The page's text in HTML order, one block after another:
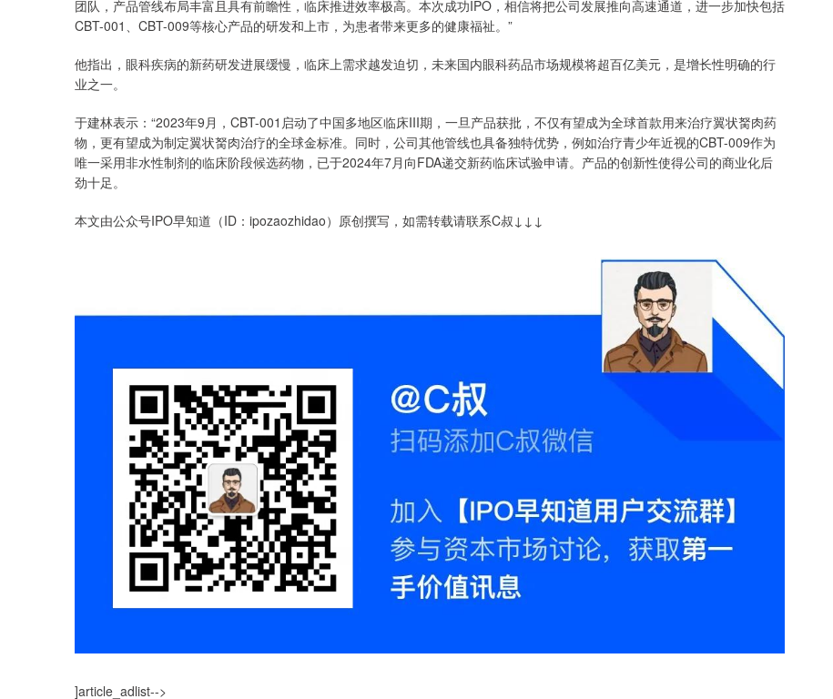
团队，产品管线布局丰富且具有前瞻性，临床推进效率极高。本次成功IPO，相信将把公司发展推向高速通道，进一步加快包括
CBT-001、CBT-009等核心产品的研发和上市，为患者带来更多的健康福祉。”
他指出，眼科疾病的新药研发进展缓慢，临床上需求越发迫切，未来国内眼科药品市场规模将超百亿美元，是增长性明确的行
业之一。
于建林表示：“2023年9月，CBT-001启动了中国多地区临床III期，一旦产品获批，不仅有望成为全球首款用来治疗翼状胬肉药
物，更有望成为制定翼状胬肉治疗的全球金标准。同时，公司其他管线也具备独特优势，例如治疗青少年近视的CBT-009作为
唯一采用非水性制剂的临床阶段候选药物，已于2024年7月向FDA递交新药临床试验申请。产品的创新性使得公司的商业化后
劲十足。
本文由公众号IPO早知道（ID：ipozaozhidao）原创撰写，如需转载请联系C叔↓↓↓
]article_adlist-->